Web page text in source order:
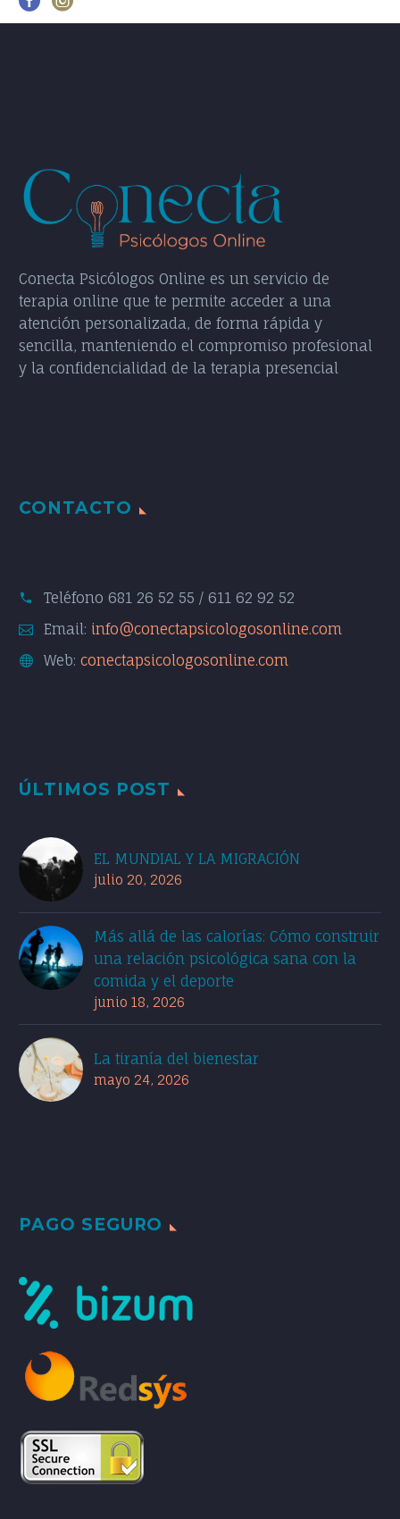
Conecta Psicólogos Online es un servicio de
terapia online que te permite acceder a una
atención personalizada, de forma rápida y
sencilla, manteniendo el compromiso profesional
y la confidencialidad de la terapia presencial
CONTACTO
Teléfono 681 26 52 55 / 611 62 92 52
Email: info@conectapsicologosonline.com
Web: conectapsicologosonline.com
ÚLTIMOS POST
EL MUNDIAL Y LA MIGRACIÓN
julio 20, 2026
Más allá de las calorías: Cómo construir
una relación psicológica sana con la
comida y el deporte
junio 18, 2026
La tiranía del bienestar
mayo 24, 2026
PAGO SEGURO